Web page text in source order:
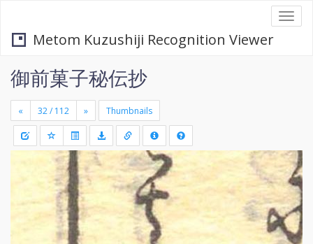
Metom Kuzushiji Recognition Viewer
御前菓子秘伝抄
« » Thumbnails
Draw
a